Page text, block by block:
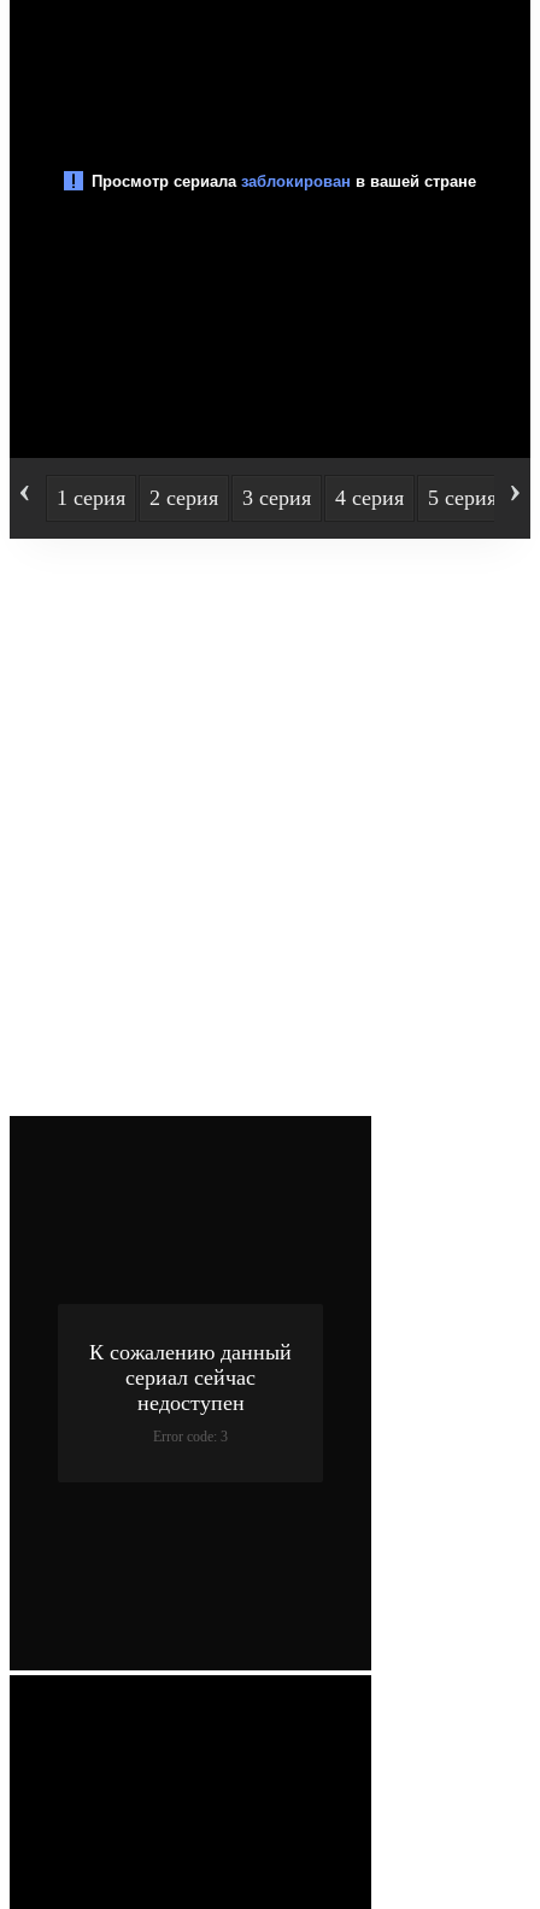
‹ 1 серия 2 серия 3 серия 4 серия 5 серия ›